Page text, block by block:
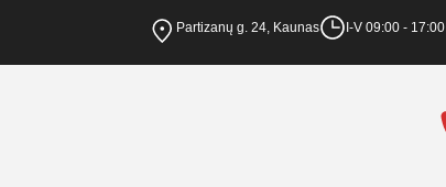
Partizanų g. 24, Kaunas I-V 09:00 - 17:00